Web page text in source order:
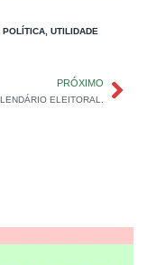
POLÍTICA UTILIDADE
PRÓXIMO
ELEITORAL.